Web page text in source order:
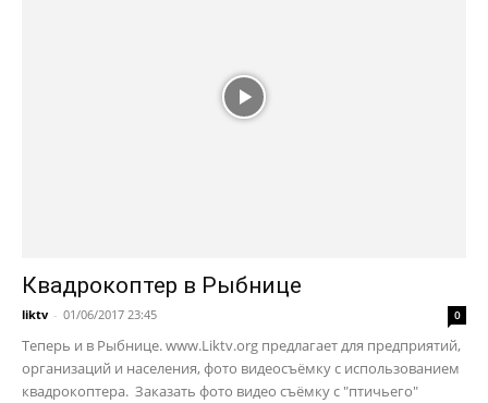
Квадрокоптер в Рыбнице
liktv - 01/06/2017 23:45 0
Теперь и в Рыбнице. www.Liktv.org предлагает для предприятий,
организаций и населения, фото видеосъёмку с использованием
квадрокоптера. Заказать фото видео съёмку с "птичьего"